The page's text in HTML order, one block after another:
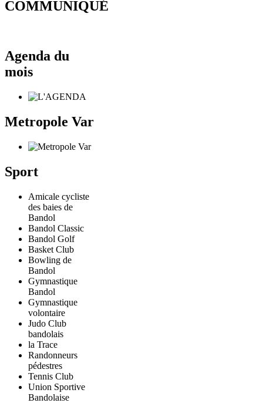
COMMUNIQUÉ
Agenda du
mois
Metropole Var
Sport
Amicale cycliste
des baies de
Bandol
Bandol Classic
Bandol Golf
Basket Club
Bowling de
Bandol
Gymnastique
Bandol
Gymnastique
volontaire
Judo Club
bandolais
la Trace
Randonneurs
pédestres
Tennis Club
Union Sportive
Bandolaise